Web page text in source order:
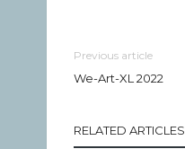
Previous article
We-Art-XL 2022
RELATED ARTICLES